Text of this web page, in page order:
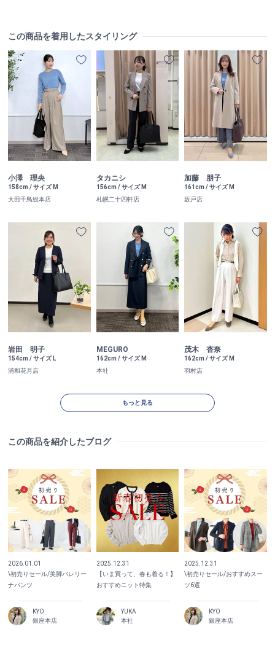
この商品を着用したスタイリング
小澤 理央
158cm / サイズ M
大田千鳥総本店
タカニシ
156cm / サイズ M
札幌二十四軒店
加藤 朋子
161cm / サイズ M
坂戸店
岩田 明子
154cm / サイズ L
浦和花月店
MEGURO
162cm / サイズ M
本社
茂木 杏奈
162cm / サイズ M
羽村店
もっと見る
この商品を紹介したブログ
2026.01.01
\初売りセール/美脚バレリー
ナパンツ
KYO
銀座本店
2025.12.31
【いま買って、春も着る！】
おすすめニット特集
YUKA
本社
2025.12.31
\初売りセール/おすすめスー
ツ6選
KYO
銀座本店